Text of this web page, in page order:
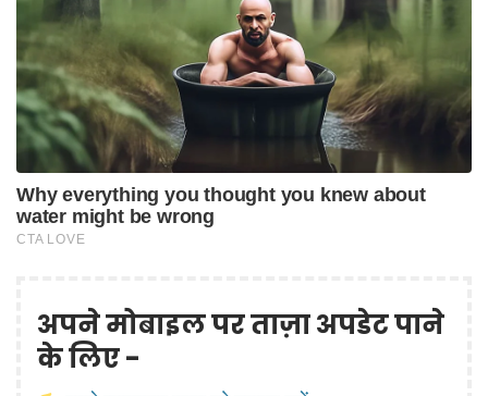
अपने मोबाइल पर ताज़ा अपडेट पाने
के लिए -